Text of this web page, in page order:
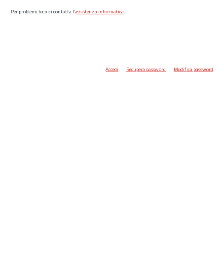
Per problemi tecnici contatta l’assistenza informatica.
Accedi Recupera password Modifica password